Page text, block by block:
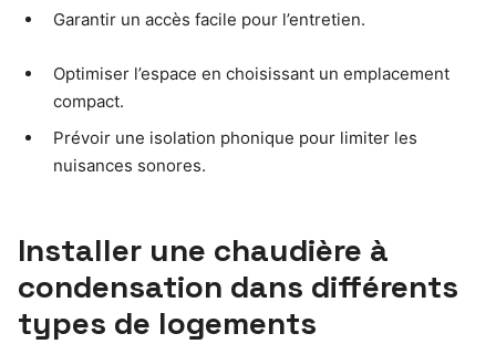
Garantir un accès facile pour l’entretien.
Optimiser l’espace en choisissant un emplacement
compact.
Prévoir une isolation phonique pour limiter les
nuisances sonores.
Installer une chaudière à
condensation dans différents
types de logements